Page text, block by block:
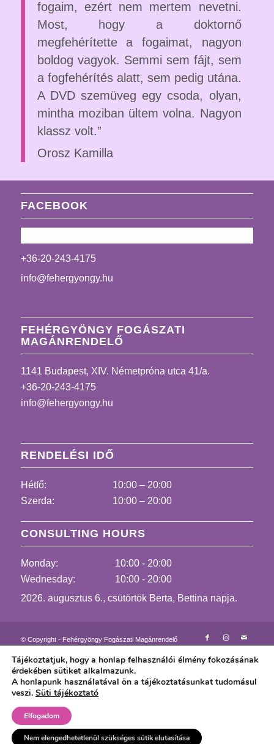
fogaim, ezért nem mertem nevetni.
Most, hogy a doktornő
megfehérítette a fogaimat, nagyon
boldog vagyok. Semmi sem fájt, sem
a fogfehérítés alatt, sem pedig utána.
A DVD szemüveg egy csoda, olyan,
mintha moziban ültem volna. Nagyon
klassz volt.”
Orosz Kamilla
FACEBOOK
+36-20-243-4175
info@fehergyongy.hu
FEHÉRGYÖNGY FOGÁSZATI
MAGÁNRENDELŐ
1141 Budapest, XIV. Németpróna utca 41/a.
+36-20-243-4175
info@fehergyongy.hu
RENDELÉSI IDŐ
Hétfő:
10:00 – 20:00
Szerda:
10:00 – 20:00
CONSULTING HOURS
Monday:
10:00 - 20:00
Wednesday:
10:00 - 20:00
2026. augusztus 6., csütörtök Berta, Bettina napja.
© Copyright - Fehérgyöngy Fogászati Magánrendelő
Kapcsolat felvétel
Altatásos fogászat
Fájdalommentes fogászati kezelések
Lézer fogászat
Dr. Győrfi Adrienne
Rólunk mondják videón
Rólunk írták
Fotóalbum fogászati eseteinkből
Árlista – Rendelési idő
Fogászati kezelés egyénre szabottan
Fogas kérdések – Blog
Süti tájékoztató
Adatkezelési tájékoztató
Tájékoztatjuk, hogy a honlap felhasználói élmény fokozásának
érdekében sütiket alkalmazunk.
A honlapunk használatával ön a tájékoztatásunkat tudomásul
veszi. Süti tájékoztató
Elfogadom
Nem elengedhetetlenül szükséges sütik elutasítása